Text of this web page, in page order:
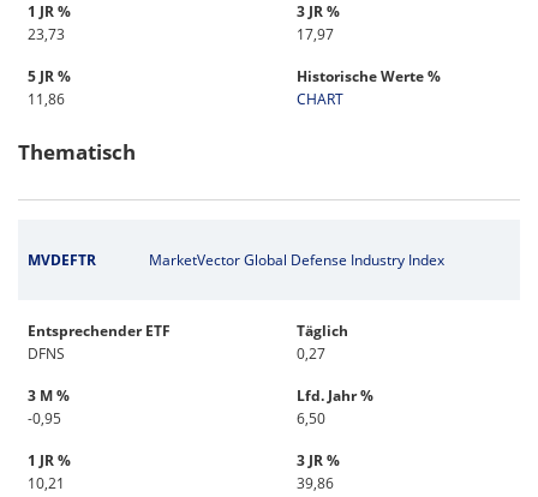
1 JR %
23,73
3 JR %
17,97
5 JR %
11,86
Historische Werte %
CHART
Thematisch
MVDEFTR MarketVector Global Defense Industry Index
Entsprechender ETF
DFNS
Täglich
0,27
3 M %
-0,95
Lfd. Jahr %
6,50
1 JR %
10,21
3 JR %
39,86